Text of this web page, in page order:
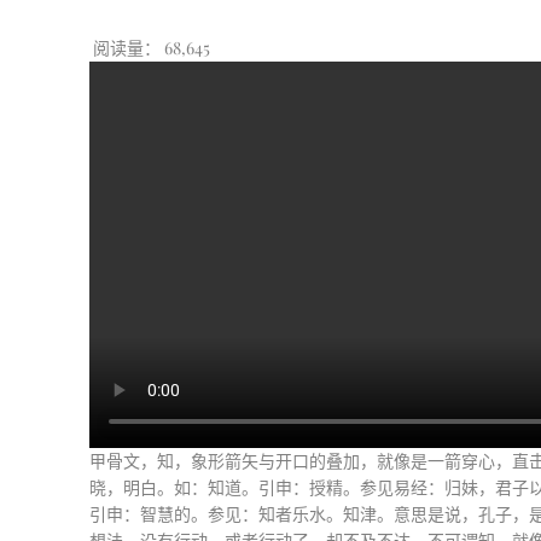
阅读量： 68,645
甲骨文，知，象形箭矢与开口的叠加，就像是一箭穿心，
晓，明白。如：知道。引申：授精。参见易经：归妹，君子
引申：智慧的。参见：知者乐水。知津。意思是说，孔子，